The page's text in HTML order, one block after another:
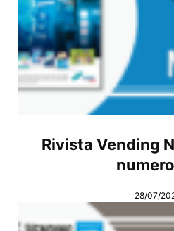
Rivista Vending
28/07/